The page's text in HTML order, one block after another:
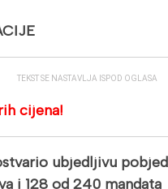
TEKST SE NASTAVLJA ISPOD OGLASA
ubjedljivu
i 128 od 240 mandata